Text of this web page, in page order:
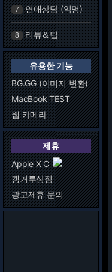
7 연애상담 (익명)
8 리뷰＆팁
유용한 기능
BG.GG (이미지 변환)
MacBook TEST
웹 카메라
제휴
Apple X C
캥거루상점
광고제휴 문의